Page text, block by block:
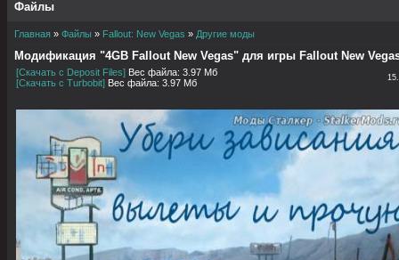
Файлы
Главная » Файлы » Fallout: New Vegas » Другие моды
Модификация "4GB Fallout New Vegas" для игры Fallout New
[Скачать с Deposit Files] Вес файла: 3.97 Мб
[Скачать с Turbobit] Вес файла: 3.97 Мб